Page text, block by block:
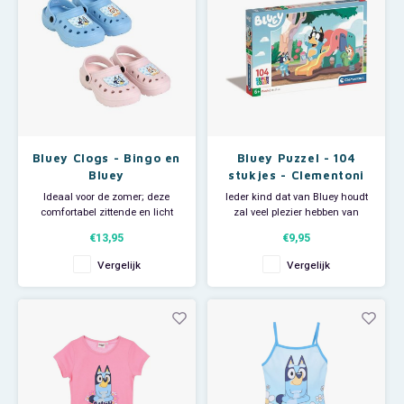
Bluey Clogs - Bingo en
Bluey
Ideaal voor de zomer; deze
comfortabel zittende en licht
clogs. De Bluey Clogs zijn
makkelijk aan- en uit te trekken
en geschikt voor jongens en
meisjes. Materiaal: 100% eva.
€13,95
Vergelijk
Bluey Puzzel - 104
stukjes - Clementoni
Ieder kind dat van Bluey houdt
zal veel plezier hebben van
stukjes bestaat. De Bluey puzzel
heeft een afbeelding met Bluey,
Bingo en hun mama.
Afmeting: 38 x 27 cm. En ben
je de legpuz
€9,95
Vergelijk